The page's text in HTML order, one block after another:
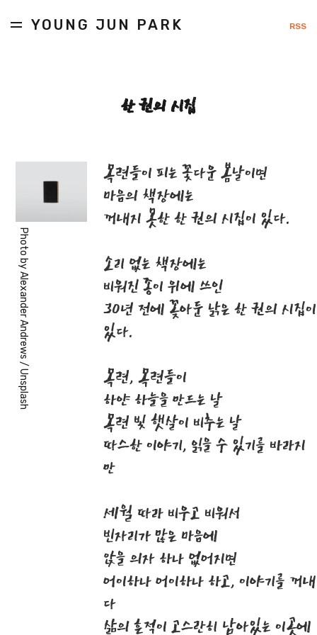
YOUNG JUN PARK RSS
한 권의 시집
Photo by
Alexander Andrews
/
Unsplash
목련들이 피는 꽃다운 봄날이면
마음의 책장에는
꺼내지 못한 한 권의 시집이 있다.
소리 없는 책장에는
비워진 종이 위에 쓰인
30년 전에 꽂아둔 낡은 한 권의 시집이
있다.
목련, 목련들이
하얀 하늘을 만드는 날
목련 빛 햇살이 비추는 날
따스한 이야기, 읽을 수 있기를 바라지
만
세월 따라 비우고 비워서
빈자리가 많은 마음에
앉을 의자 하나 없어지면
어이하나 어이하나 하고, 이야기를 꺼내
다
삶의 흔적이 고스란히 남아있는 이곳에